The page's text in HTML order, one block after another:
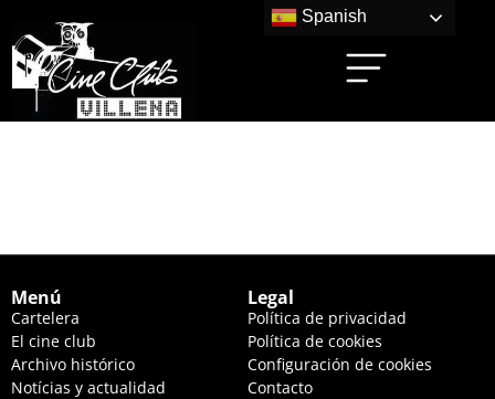
Menú
Cartelera
El cine club
Archivo histórico
Notícias y actualidad
Legal
Política de privacidad
Política de cookies
Configuración de cookies
Contacto
Spanish